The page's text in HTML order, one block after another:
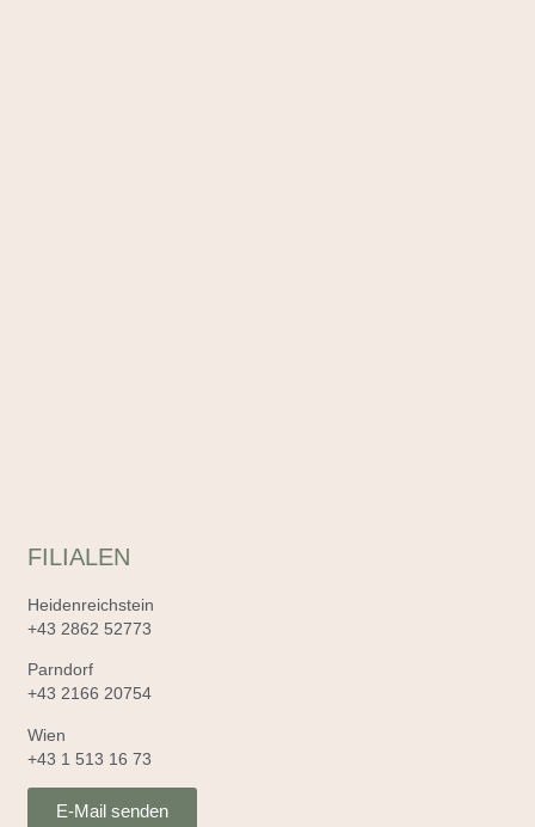
FILIALEN
Heidenreichstein
+43 2862 52773
Parndorf
+43 2166 20754
Wien
+43 1 513 16 73
E-Mail senden